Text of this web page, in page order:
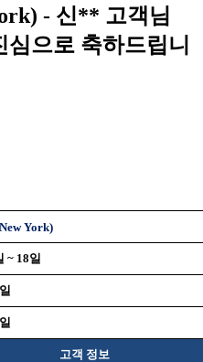
- 신** 고객님
으로 축하드립니
York)
~ 18일
일
일
고객 정보